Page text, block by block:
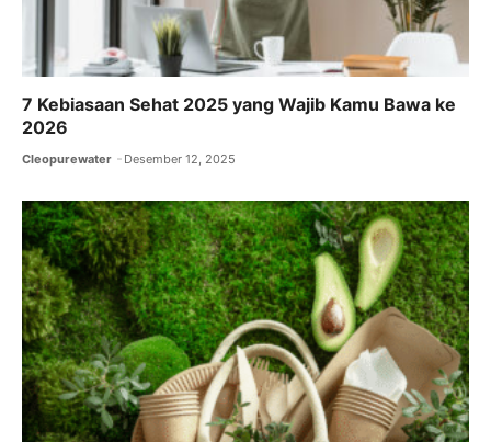
7 Kebiasaan Sehat 2025 yang Wajib Kamu Bawa ke
2026
Cleopurewater Desember 12, 2025